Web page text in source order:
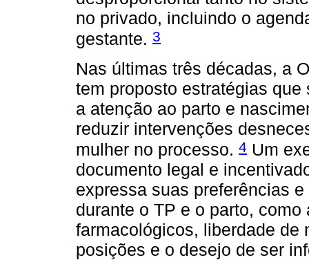
no privado, incluindo o
gestante. 3
Nas últimas três décadas, a
tem proposto estratégias
a atenção ao parto e
reduzir intervenções
mulher no processo. 4 Um
documento legal e
expressa suas preferências
durante o TP e o parto,
farmacológicos, liberdade de
posições e o desejo de ser